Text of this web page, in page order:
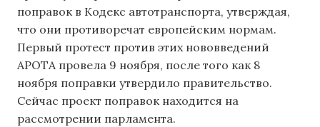
поправок в Кодекс автотранспорта, утверждая,
что они противоречат европейским нормам.
Первый протест против этих нововведений
APOTA провела 9 ноября, после того как 8
ноября поправки утвердило правительство.
Сейчас проект поправок находится на
рассмотрении парламента.